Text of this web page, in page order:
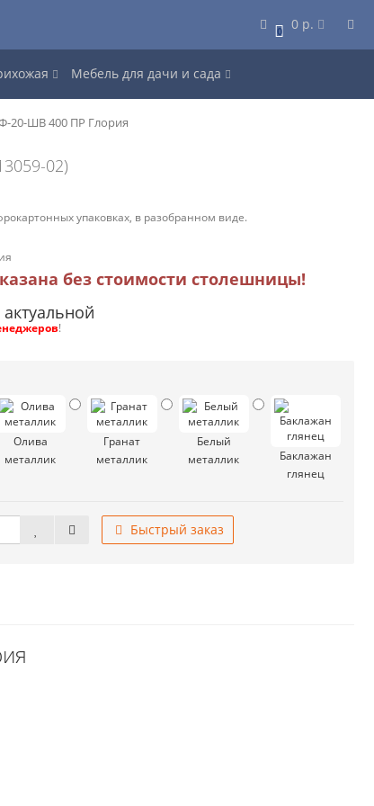
0 0 р.
Мебель для дачи и сада
20-ШВ 400 ПР Глория
02)
упаковках, в разобранном виде.
без стоимости столешницы!
!
Олива
металлик
Гранат
металлик
Белый
металлик
Баклажан
глянец
Быстрый заказ